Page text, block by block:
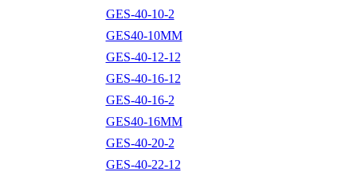
GES-40-10-2
GES40-10MM
GES-40-12-12
GES-40-16-12
GES-40-16-2
GES40-16MM
GES-40-20-2
GES-40-22-12